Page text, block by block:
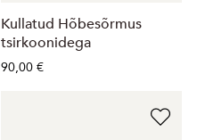
Kullatud Hõbesõrmus
tsirkoonidega
90,00 €